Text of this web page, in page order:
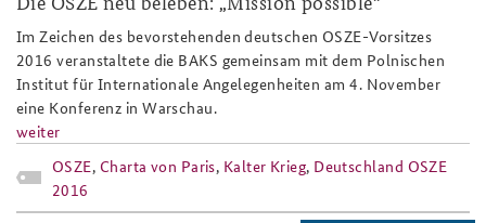
Anfahrt
Freundeskreis
Deutsches Forum Sicherheitspolitik
Arbeitskreis "Junge Sicherheitspolitiker"
Das Sicherheitspolitische Gespräch an der BAKS
Studierendenkonferenz Sicherheitspolitik gestalten
Newsletter-Archiv
Im Zeichen des bevorstehenden deutschen OSZE-Vorsitzes
2016 veranstaltete die BAKS gemeinsam mit dem Polnischen
Institut für Internationale Angelegenheiten am 4. November
eine Konferenz in Warschau.
weiter
OSZE, Charta von Paris, Kalter Krieg, Deutschland OSZE
2016